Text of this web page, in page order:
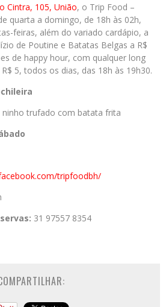
Cintra, 105, União, o Trip Food –
quarta a domingo, de 18h às 02h,
feiras, além do variado cardápio, a
de Poutine e Batatas Belgas a R$
de happy hour, com qualquer long
5, todos os dias, das 18h às 19h30.
trufado com batata frita
tripfoodbh/
31 97557 8354